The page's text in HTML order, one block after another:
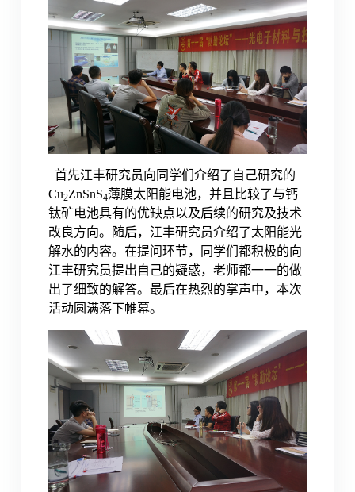
首先江丰研究员向同学们介绍了自己研究的
Cu2ZnSnS4薄膜太阳能电池，并且比较了与钙
钛矿电池具有的优缺点以及后续的研究及技术
改良方向。随后，江丰研究员介绍了太阳能光
解水的内容。在提问环节，同学们都积极的向
江丰研究员提出自己的疑惑，老师都一一的做
出了细致的解答。最后在热烈的掌声中，本次
活动圆满落下帷幕。